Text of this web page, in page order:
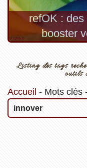
refOK :
booster
Listing des tags
outils
Accueil - Mots clés
innover